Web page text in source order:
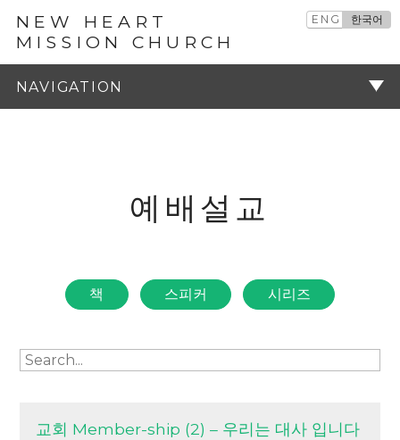
NEW HEART
MISSION CHURCH
ENG 한국어
예배설교
책 스피커 시리즈
교회 Member-ship (2) – 우리는 대사 입니다